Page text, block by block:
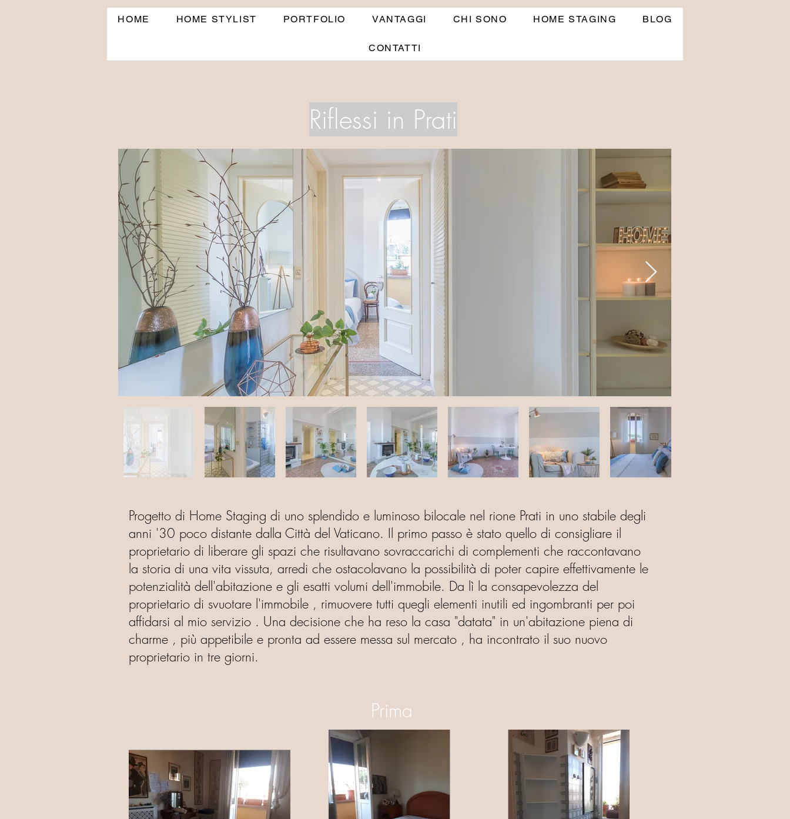
HOME HOME STYLIST PORTFOLIO VANTAGGI CHI SONO HOME STAGING BLOG
CONTATTI
Riflessi in Prati
Progetto di Home Staging di uno splendido e luminoso bilocale nel rione Prati in uno stabile degli
anni '30 poco distante dalla Città del Vaticano. Il primo passo è stato quello di consigliare il
proprietario di liberare gli spazi che risultavano sovraccarichi di complementi che raccontavano
la storia di una vita vissuta, arredi che ostacolavano la possibilità di poter capire effettivamente le
potenzialità dell'abitazione e gli esatti volumi dell'immobile. Da lì la consapevolezza del
proprietario di svuotare l'immobile , rimuovere tutti quegli elementi inutili ed ingombranti per poi
affidarsi al mio servizio . Una decisione che ha reso la casa "datata" in un'abitazione piena di
charme , più appetibile e pronta ad essere messa sul mercato , ha incontrato il suo nuovo
proprietario in tre giorni.
Prima